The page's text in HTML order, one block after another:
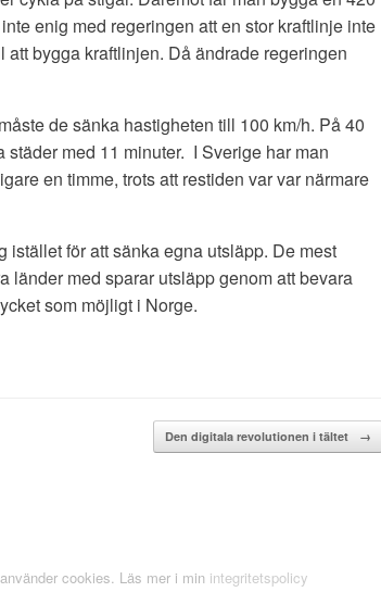
enig med regeringen att en stor kraftlinje inte
bygga kraftlinjen. Då ändrade regeringen
de sänka hastigheten till 100 km/h. På 40
med 11 minuter. I Sverige har man
en timme, trots att restiden var var närmare
istället för att sänka egna utsläpp. De mest
länder med sparar utsläpp genom att bevara
som möjligt i Norge.
Den digitala revolutionen i tältet →
cookies. Läs mer i min integritetspolicy